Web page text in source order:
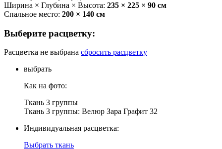
Ширина × Глубина × Высота: 235 × 225 × 90 см
Спальное место: 200 × 140 см
Выберите расцветку:
Расцветка не выбрана сбросить расцветку
выбрать
Как на фото:
Ткань 3 группы
Ткань 3 группы: Велюр Зара Графит 32
Индивидуальная расцветка:
Выбрать ткань